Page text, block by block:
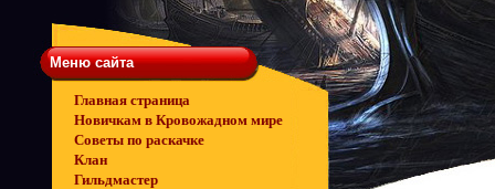
Меню сайта
Главная страница
Новичкам в Кровожадном мире
Советы по раскачке
Клан
Гильдмастер